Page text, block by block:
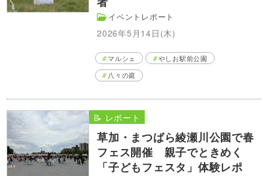
イベントレポート
2026年5月14日(木)
マルシェ
やしお駅前公園
八々の庭
草加・まつばら綾瀬川公園で春
フェス開催 親子でときめく
「子どもフェスタ」体験レポ
📝 レポート